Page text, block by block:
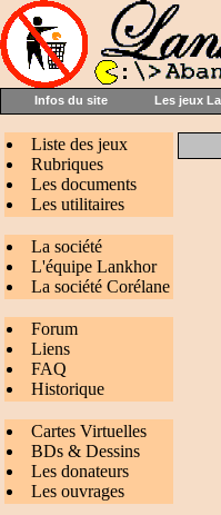
Infos du site Les jeux
Liste des jeux
Rubriques
Les documents
Les utilitaires
La société
L'équipe Lankhor
La société Corélane
Forum
Liens
FAQ
Historique
Cartes Virtuelles
BDs & Dessins
Les donateurs
Les ouvrages